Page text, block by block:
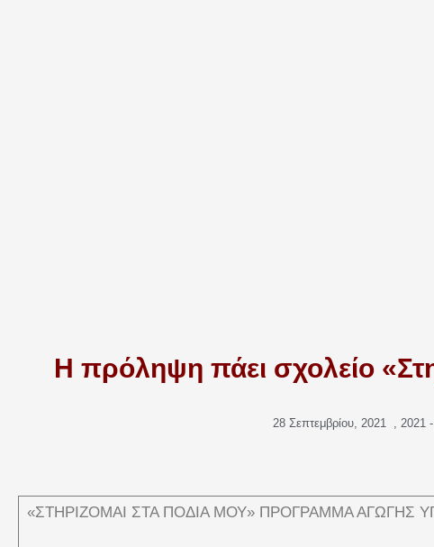
Η πρόληψη πάει σχολείο
28 Σεπτεμβρίου, 2021 , 2021
«ΣΤΗΡΙΖΟΜΑΙ ΣΤΑ ΠΟΔΙΑ ΜΟΥ» ΠΡΟΓΡΑΜΜΑ ΑΓΩΓΗΣ